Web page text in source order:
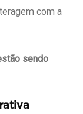
com a
sendo